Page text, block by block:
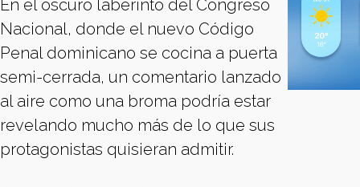
En el oscuro laberinto del Congreso
Nacional, donde el nuevo Código
Penal dominicano se cocina a puerta
semi-cerrada, un comentario lanzado
al aire como una broma podría estar
revelando mucho más de lo que sus
protagonistas quisieran admitir.